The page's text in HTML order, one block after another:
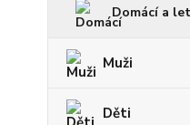
Domácí a
Muži
Děti